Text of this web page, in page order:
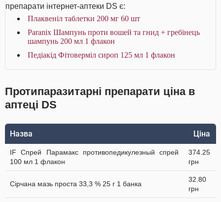
препарати інтернет-аптеки DS є:
Плаквеніл таблетки 200 мг 60 шт
Paranix Шампунь проти вошей та гнид + гребінець
шампунь 200 мл 1 флакон
Педіакід Фітоверміл сироп 125 мл 1 флакон
Протипаразитарні препарати ціна в
аптеці DS
Назва Ціна
IF Спрей Парамакс противопедикулезный спрей
100 мл 1 флакон
374.25
грн
Сірчана мазь проста 33,3 % 25 г 1 банка
32.80
грн